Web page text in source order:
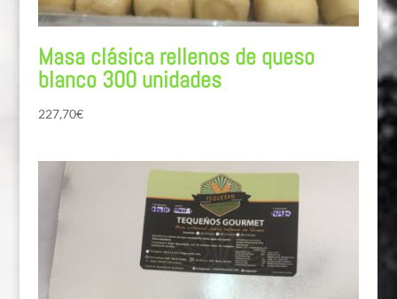
Masa clásica rellenos de queso
blanco 300 unidades
227,70€